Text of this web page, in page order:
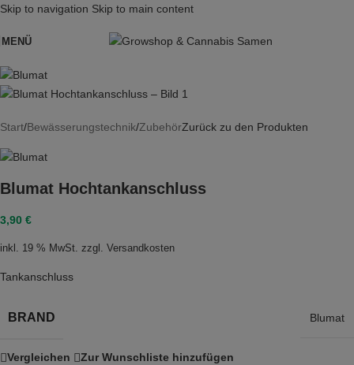
Skip to navigation Skip to main content
MENÜ
Start/Bewässerungstechnik/ZubehörZurück zu den Produkten
Blumat Hochtankanschluss
3,90 €
inkl. 19 % MwSt. zzgl. Versandkosten
Tankanschluss
BRAND Blumat
Vergleichen Zur Wunschliste hinzufügen